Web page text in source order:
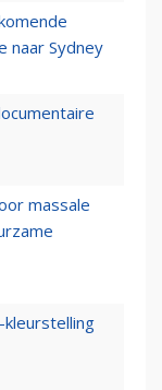
naar Sydney
massale
kleurstelling